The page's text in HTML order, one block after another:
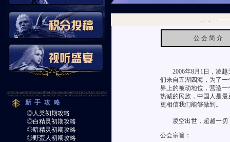
新手攻略
◎人类初期攻略
◎白精灵初期攻略
◎暗精灵初期攻略
◎野蛮人初期攻略
公 会 简 介
2006年8月1日，凌越
们来自五湖四海，为了
界上的被动地位，营造
热诚的民族，中国人是
更相信我们能够做到。
凌空出世，超越一切
公会宗旨：